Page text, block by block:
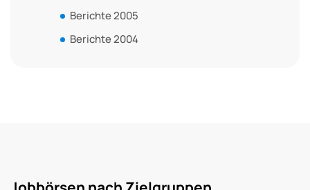
Berichte 2005
Berichte 2004